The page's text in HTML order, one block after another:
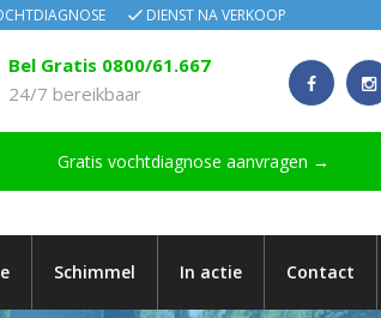
DIENST NA VERKOOP
Bel Gratis 0800/61.667
24/7 bereikbaar
Gratis vochtdiagnose aanvragen →
Schimmel In actie Contact